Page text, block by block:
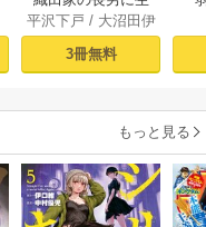
まれました～戦国
時代に転生したけ
ど、死にたくない
ます～ 1
平沢下戸 / 大沼田伊
逸見兎歌
3冊無料
もっと見る